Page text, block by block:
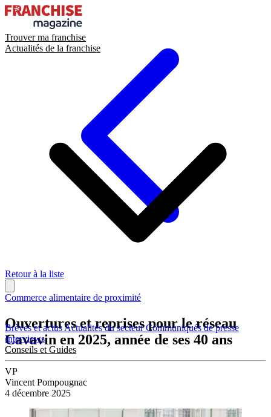
Trouver ma franchise
Actualités de la franchise
Brèves et actusActualités du secteurCommuniqués de presse
Interviews
Conseils et Guides
Retour à la liste
Commerce alimentaire de proximité
Ouvertures et reprises pour le réseau
Cavavin en 2025, année de ses 40 ans
VP
Vincent Pompougnac
4 décembre 2025